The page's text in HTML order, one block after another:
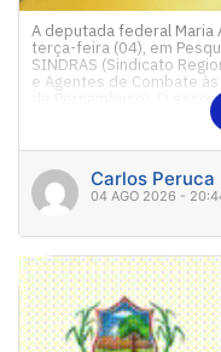
A deputada federal Maria
terça-feira (04), em
SINDRAS (Sindicato
e Agentes de Combate
de Pernambuco). O
deputado federal Carlos
Carlos Peruca
04 AGO 2026 -